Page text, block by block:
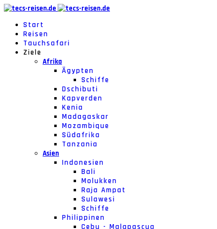
Start
Reisen
Tauchsafari
Ziele
Afrika
Ägypten
Schiffe
Dschibuti
Kapverden
Kenia
Madagaskar
Mozambique
Südafrika
Tanzania
Asien
Indonesien
Bali
Molukken
Raja Ampat
Sulawesi
Schiffe
Philippinen
Cebu - Malapascua